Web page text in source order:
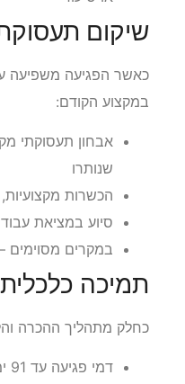
או סיעודי
שיקום
כאשר הפגיעה משפיעה
אבחון תעסוקתי
שנותרו
הכשרות
סיוע במציאת
במקרים מסוימים
תמיכה
כחלק מתהליך ההכרה